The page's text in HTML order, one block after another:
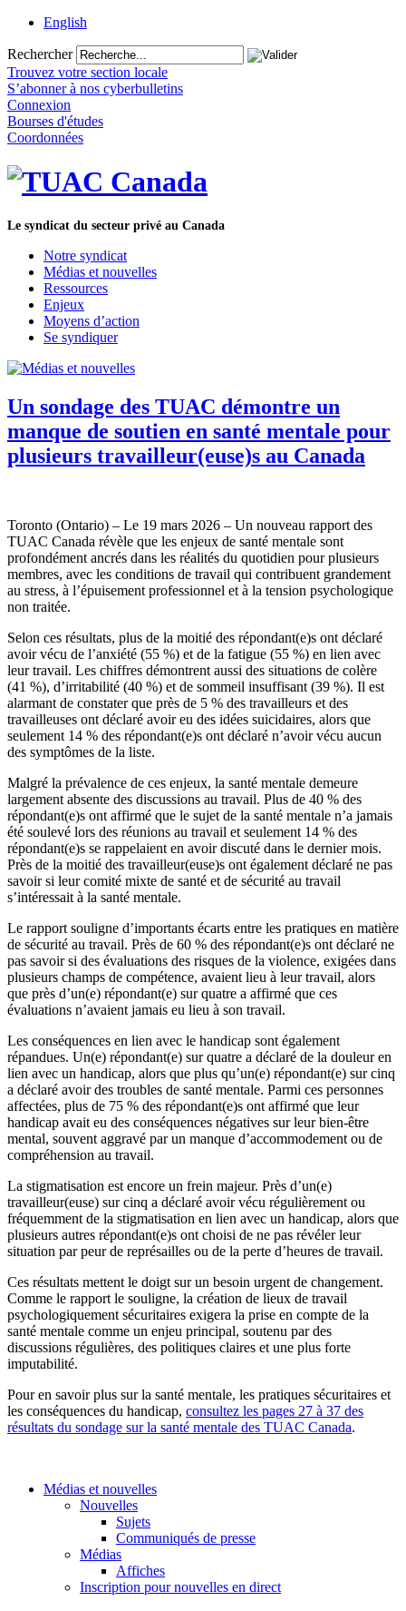
English
Rechercher
Trouvez votre section locale
S’abonner à nos cyberbulletins
Connexion
Bourses d'études
Coordonnées
Le syndicat du secteur privé au Canada
Notre syndicat
Médias et nouvelles
Ressources
Enjeux
Moyens d’action
Se syndiquer
Un sondage des TUAC démontre un
manque de soutien en santé mentale pour
plusieurs travailleur(euse)s au Canada
Toronto (Ontario) – Le 19 mars 2026 – Un nouveau rapport des
TUAC Canada révèle que les enjeux de santé mentale sont
profondément ancrés dans les réalités du quotidien pour plusieurs
membres, avec les conditions de travail qui contribuent grandement
au stress, à l’épuisement professionnel et à la tension psychologique
non traitée.
Selon ces résultats, plus de la moitié des répondant(e)s ont déclaré
avoir vécu de l’anxiété (55 %) et de la fatigue (55 %) en lien avec
leur travail. Les chiffres démontrent aussi des situations de colère
(41 %), d’irritabilité (40 %) et de sommeil insuffisant (39 %). Il est
alarmant de constater que près de 5 % des travailleurs et des
travailleuses ont déclaré avoir eu des idées suicidaires, alors que
seulement 14 % des répondant(e)s ont déclaré n’avoir vécu aucun
des symptômes de la liste.
Malgré la prévalence de ces enjeux, la santé mentale demeure
largement absente des discussions au travail. Plus de 40 % des
répondant(e)s ont affirmé que le sujet de la santé mentale n’a jamais
été soulevé lors des réunions au travail et seulement 14 % des
répondant(e)s se rappelaient en avoir discuté dans le dernier mois.
Près de la moitié des travailleur(euse)s ont également déclaré ne pas
savoir si leur comité mixte de santé et de sécurité au travail
s’intéressait à la santé mentale.
Le rapport souligne d’importants écarts entre les pratiques en matière
de sécurité au travail. Près de 60 % des répondant(e)s ont déclaré ne
pas savoir si des évaluations des risques de la violence, exigées dans
plusieurs champs de compétence, avaient lieu à leur travail, alors
que près d’un(e) répondant(e) sur quatre a affirmé que ces
évaluations n’avaient jamais eu lieu à son travail.
Les conséquences en lien avec le handicap sont également
répandues. Un(e) répondant(e) sur quatre a déclaré de la douleur en
lien avec un handicap, alors que plus qu’un(e) répondant(e) sur cinq
a déclaré avoir des troubles de santé mentale. Parmi ces personnes
affectées, plus de 75 % des répondant(e)s ont affirmé que leur
handicap avait eu des conséquences négatives sur leur bien-être
mental, souvent aggravé par un manque d’accommodement ou de
compréhension au travail.
La stigmatisation est encore un frein majeur. Près d’un(e)
travailleur(euse) sur cinq a déclaré avoir vécu régulièrement ou
fréquemment de la stigmatisation en lien avec un handicap, alors que
plusieurs autres répondant(e)s ont choisi de ne pas révéler leur
situation par peur de représailles ou de la perte d’heures de travail.
Ces résultats mettent le doigt sur un besoin urgent de changement.
Comme le rapport le souligne, la création de lieux de travail
psychologiquement sécuritaires exigera la prise en compte de la
santé mentale comme un enjeu principal, soutenu par des
discussions régulières, des politiques claires et une plus forte
imputabilité.
Pour en savoir plus sur la santé mentale, les pratiques sécuritaires et
les conséquences du handicap, consultez les pages 27 à 37 des
résultats du sondage sur la santé mentale des TUAC Canada.
Médias et nouvelles
Nouvelles
Sujets
Communiqués de presse
Médias
Affiches
Inscription pour nouvelles en direct